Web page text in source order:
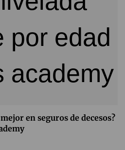
en seguros de decesos?